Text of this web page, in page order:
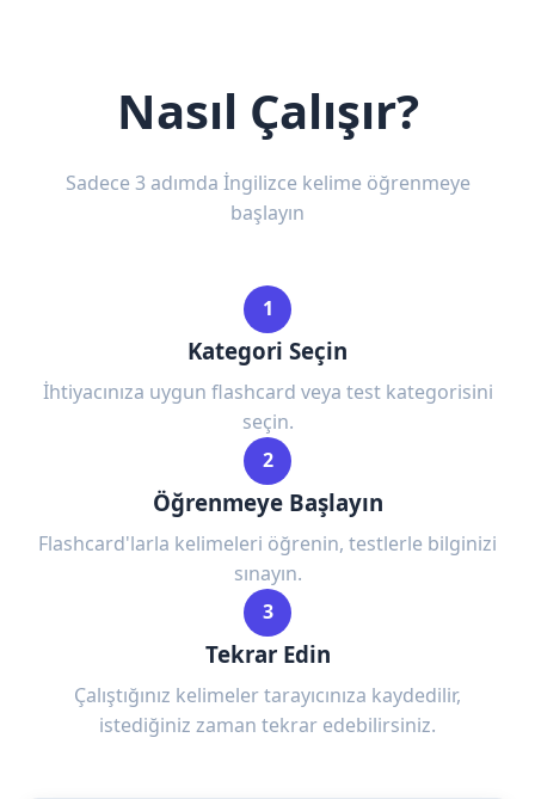
Nasıl Çalışır?
Sadece 3 adımda İngilizce kelime öğrenmeye
başlayın
1
Kategori Seçin
İhtiyacınıza uygun flashcard veya test kategorisini
seçin.
2
Öğrenmeye Başlayın
Flashcard'larla kelimeleri öğrenin, testlerle bilginizi
sınayın.
3
Tekrar Edin
Çalıştığınız kelimeler tarayıcınıza kaydedilir,
istediğiniz zaman tekrar edebilirsiniz.